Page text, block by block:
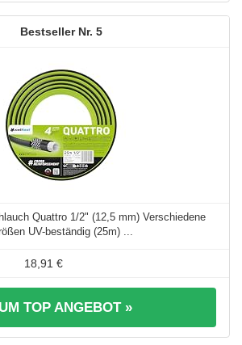
5
Quattro 1/2" (12,5 mm) Verschiedene
UV-beständig (25m) ...
18,91 €
TOP ANGEBOT »